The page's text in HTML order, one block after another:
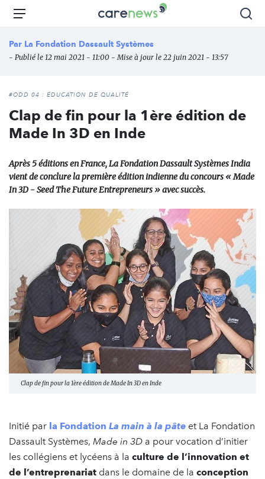
Aller
principal
Carenews,
média
des
l'engagement
Menu
Par La Fondation Dassault Systèmes
- Publié le 12 mai 2021 - 11:00 - Mise à jour le 22 juin 2021 - 13:57
#ODD 04 : ÉDUCATION DE QUALITÉ
Clap de fin pour la 1ère édition de
Made In 3D en Inde
Après 5 éditions en France, La Fondation Dassault Systèmes India
vient de conclure la première édition indienne du concours « Made
In 3D - Seed The Future Entrepreneurs » avec succès.
Clap de fin pour la 1ère édition de Made In 3D en Inde
Initié par la Fondation La main à la pâte et La Fondation
Dassault Systèmes, Made in 3D a pour vocation d’initier
les collégiens et lycéens à la culture de l’innovation et
de l’entreprenariat dans le domaine de la conception